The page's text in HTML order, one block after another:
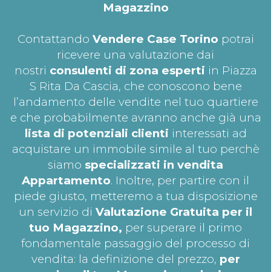
Magazzino
Contattando Vendere Case Torino potrai
ricevere una valutazione dai
nostri consulenti di zona esperti in Piazza
S Rita Da Cascia, che conoscono bene
l’andamento delle vendite nel tuo quartiere
e che probabilmente avranno anche già una
lista di potenziali clienti interessati ad
acquistare un immobile simile al tuo perchè
siamo specializzati in vendita
Appartamento. Inoltre, per partire con il
piede giusto, metteremo a tua disposizione
un servizio di Valutazione Gratuita per il
tuo Magazzino, per superare il primo
fondamentale passaggio del processo di
vendita: la definizione del prezzo, per